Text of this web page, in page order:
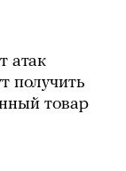
атак
получить
товар